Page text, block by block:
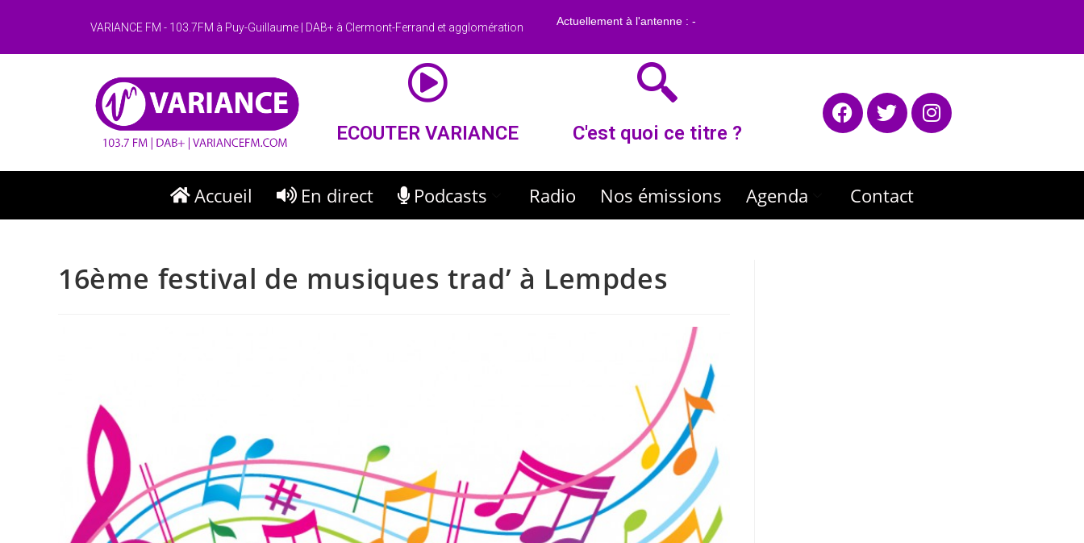
VARIANCE FM - 103.7FM à Puy-Guillaume | DAB+ à Clermont-Ferrand et agglomération
ECOUTER VARIANCE C'est quoi ce titre ?
Accueil En direct Podcasts Radio Nos émissions Agenda Contact
16ème festival de musiques trad’ à Lempdes